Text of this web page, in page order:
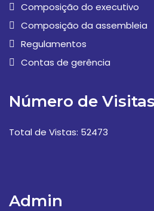
Composição do executivo
Composição da assembleia
Regulamentos
Contas de gerência
Número de Visitas
Total de Vistas: 52473
Admin